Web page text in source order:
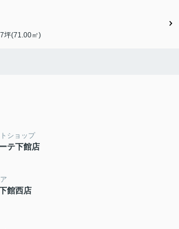
坪(71.00㎡)
ショップ
テ下館店
館西店